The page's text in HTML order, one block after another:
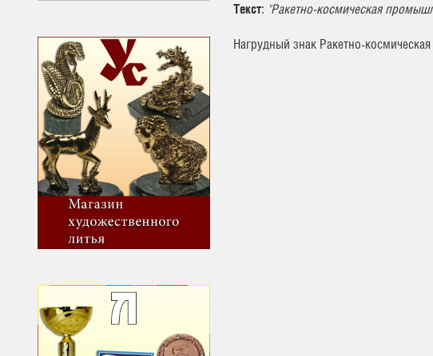
Текст: "Ракетно-космическая
Нагрудный знак Ракетно-